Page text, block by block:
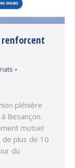
renforcent
plénière
Besançon.
mutuel
plus de 10
du